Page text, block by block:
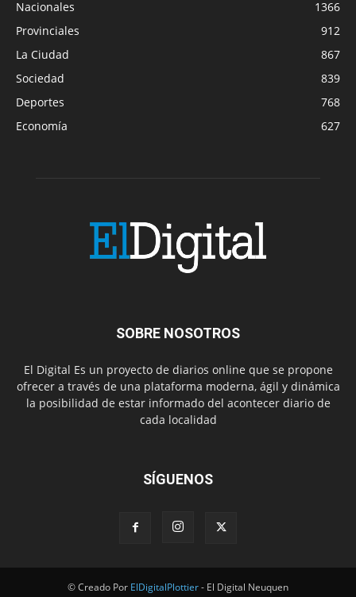
Nacionales
1366
Provinciales
912
La Ciudad
867
Sociedad
839
Deportes
768
Economía
627
SOBRE NOSOTROS
El Digital Es un proyecto de diarios online que se propone
ofrecer a través de una plataforma moderna, ágil y dinámica
la posibilidad de estar informado del acontecer diario de
cada localidad
SÍGUENOS
© Creado Por ElDigitalPlottier- El Digital Neuquen